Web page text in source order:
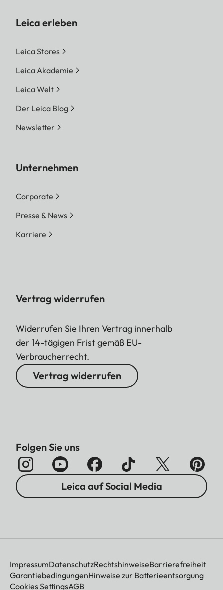
Leica erleben
Leica Stores
Leica Akademie
Leica Welt
Der Leica Blog
Newsletter
Unternehmen
Corporate
Presse & News
Karriere
Vertrag widerrufen
Widerrufen Sie Ihren Vertrag innerhalb
der 14-tägigen Frist gemäß EU-
Verbraucherrecht.
Vertrag widerrufen
Folgen Sie uns
Leica auf Social Media
ImpressumDatenschutzRechtshinweiseBarrierefreiheit
GarantiebedingungenHinweise zur Batterieentsorgung
Cookies SettingsAGB